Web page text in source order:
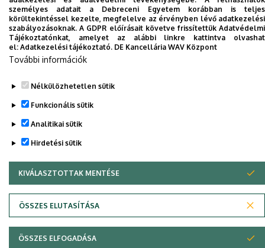
telefonkönyvében|Külső személyek rögzítése a
DE telefonkönyvében|Súgó|Hibabejelentés
Szerzői jog © 2026 Unideb
személyes adatait a Debreceni Egyetem korábban is teljes
körültekintéssel kezelte, megfelelve az érvényben lévő adatkezelési
szabályozásoknak. A GDPR előírásait követve frissítettük Adatvédelmi
Tájékoztatónkat, amelyet az alábbi linkre kattintva olvashat
el: Adatkezelési tájékoztató. DE Kancellária WAV Központ
További információk
Nélkülözhetetlen sütik
Funkcionális sütik
Analitikai sütik
Hirdetési sütik
KIVÁLASZTOTTAK MENTÉSE
ÖSSZES ELUTASÍTÁSA
WITHDRAW CONSENT
ÖSSZES ELFOGADÁSA